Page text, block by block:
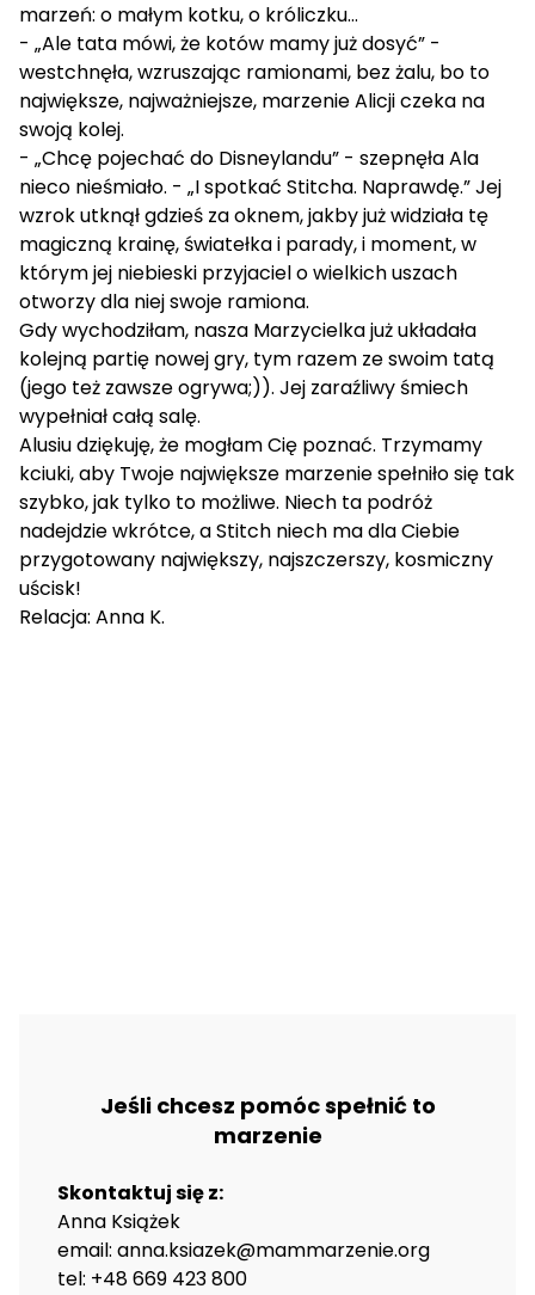
marzeń: o małym kotku, o króliczku…
- „Ale tata mówi, że kotów mamy już dosyć” -
westchnęła, wzruszając ramionami, bez żalu, bo to
największe, najważniejsze, marzenie Alicji czeka na
swoją kolej.
- „Chcę pojechać do Disneylandu” - szepnęła Ala
nieco nieśmiało. - „I spotkać Stitcha. Naprawdę.” Jej
wzrok utknął gdzieś za oknem, jakby już widziała tę
magiczną krainę, światełka i parady, i moment, w
którym jej niebieski przyjaciel o wielkich uszach
otworzy dla niej swoje ramiona.
Gdy wychodziłam, nasza Marzycielka już układała
kolejną partię nowej gry, tym razem ze swoim tatą
(jego też zawsze ogrywa;)). Jej zaraźliwy śmiech
wypełniał całą salę.
Alusiu dziękuję, że mogłam Cię poznać. Trzymamy
kciuki, aby Twoje największe marzenie spełniło się tak
szybko, jak tylko to możliwe. Niech ta podróż
nadejdzie wkrótce, a Stitch niech ma dla Ciebie
przygotowany największy, najszczerszy, kosmiczny
uścisk!
Relacja: Anna K.
Jeśli chcesz pomóc spełnić to
marzenie
Skontaktuj się z:
Anna Książek
email: anna.ksiazek@mammarzenie.org
tel: +48 669 423 800